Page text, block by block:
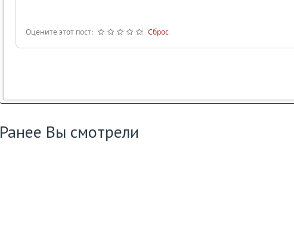
Оцените этот пост: Сброс
Ранее Вы смотрели